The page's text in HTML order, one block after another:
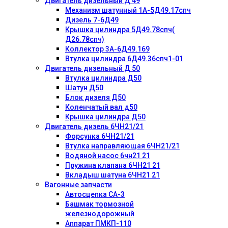
Механизм шатунный 1А-5Д49.17спч
Дизель 7-6Д49
Крышка цилиндра 5Д49.78спч(
Д26.78спч)
Коллектор 3А-6Д49.169
Втулка цилиндра 6Д49.36спч1-01
Двигатель дизельный Д 50
Втулка цилиндра Д50
Шатун Д50
Блок дизеля Д50
Коленчатый вал д50
Крышка цилиндра Д50
Двигатель дизель 6ЧН21/21
Форсунка 6ЧН21/21
Втулка направляющая 6ЧН21/21
Водяной насос 6чн21 21
Пружина клапана 6ЧН21 21
Вкладыш шатуна 6ЧН21 21
Вагонные запчасти
Автосцепка СА-3
Башмак тормозной
железнодорожный
Аппарат ПМКП-110